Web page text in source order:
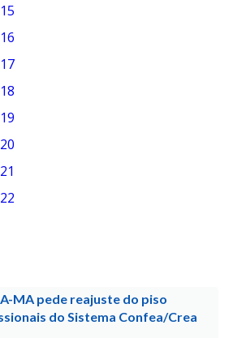
MA pede reajuste do piso
do Sistema Confea/Crea